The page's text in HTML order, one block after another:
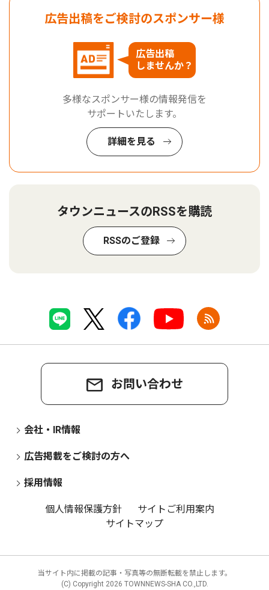
広告出稿をご検討のスポンサー様
広告出稿
しませんか？
多様なスポンサー様の情報発信を
サポートいたします。
詳細を見る
タウンニュースのRSSを購読
RSSのご登録
お問い合わせ
会社・IR情報
広告掲載をご検討の方へ
採用情報
個人情報保護方針
サイトご利用案内
サイトマップ
当サイト内に掲載の記事・写真等の無断転載を禁止します。
(C) Copyright 2026 TOWNNEWS-SHA CO.,LTD.